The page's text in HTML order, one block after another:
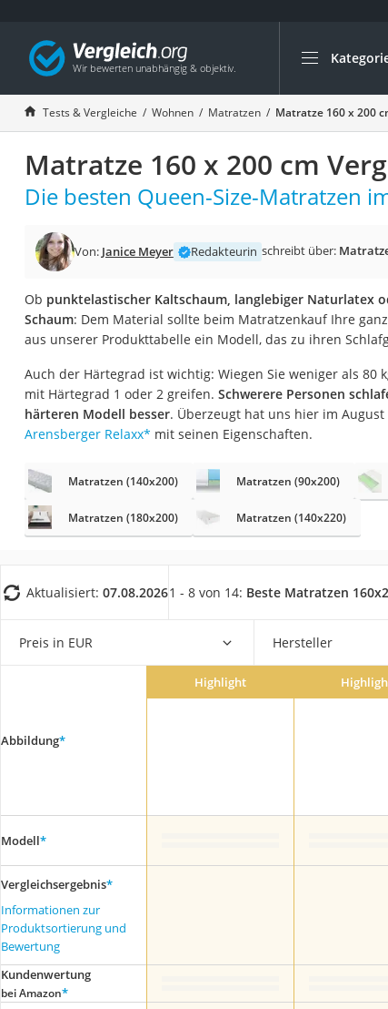
Die
Wohnen
Matratzen-
Matratzen
Badlüfter
Bürohocker
Außenleuchte
Akku-
Duschkopf mit
Bettgitter
Topper 100 x
Matratze 90 x
Tests & Vergleiche Wohnen Matratzen Matratze 160 x 200
Matratze 160 x 200 cm
Die besten Queen-Size-Matratzen
Von: Janice Meyer Redakteurin schreibt über:
Ob punktelastischer Kaltschaum, langlebiger Naturlatex
Schaum: Dem Material sollte beim Matratzenkauf Ihre
aus unserer Produkttabelle ein Modell, das zu ihren
Auch der Härtegrad ist wichtig: Wiegen Sie weniger als 80
mit Härtegrad 1 oder 2 greifen. Schwerere Personen
härteren Modell besser. Überzeugt hat uns hier im
Arensberger Relaxx* mit seinen Eigenschaften.
Matratzen (140x200) Matratzen (90x200)
Matratzen (180x200) Matratzen (140x220)
Aktualisiert: 07.08.20261 - 8 von 14: Beste Matratzen
Preis in EUR Hersteller
Abbildung*
Highlight
Modell*
Vergleichsergebnis*
Informationen zur
Produktsortierung und
Bewertung
Kundenwertung
bei Amazon*